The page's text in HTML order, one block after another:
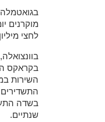
מוקרנים
לחצי
בקראקס
השירות
התשדירים
בשדה
שנתיים.